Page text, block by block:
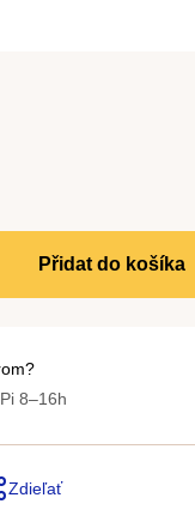
do košíka
8–16h
Zdieľať